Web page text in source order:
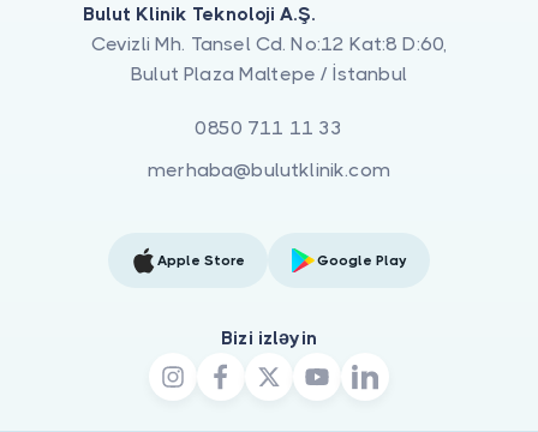
Bulut Klinik Teknoloji A.Ş.
Cevizli Mh. Tansel Cd. No:12 Kat:8 D:60,
Bulut Plaza Maltepe / İstanbul
0850 711 11 33
merhaba@bulutklinik.com
Apple Store Google Play
Bizi izləyin